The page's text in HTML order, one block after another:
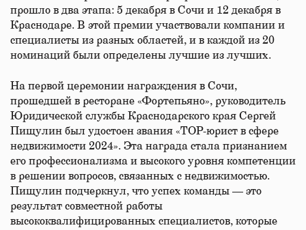
прошло в два этапа: 5 декабря в Сочи и 12 декабря в
Краснодаре. В этой премии участвовали компании и
специалисты из разных областей, и в каждой из 20
номинаций были определены лучшие из лучших.
На первой церемонии награждения в Сочи,
прошедшей в ресторане «Фортепьяно», руководитель
Юридической службы Краснодарского края Сергей
Пищулин был удостоен звания «TOP-юрист в сфере
недвижимости 2024». Эта награда стала признанием
его профессионализма и высокого уровня компетенции
в решении вопросов, связанных с недвижимостью.
Пищулин подчеркнул, что успех команды — это
результат совместной работы
высококвалифицированных специалистов, которые